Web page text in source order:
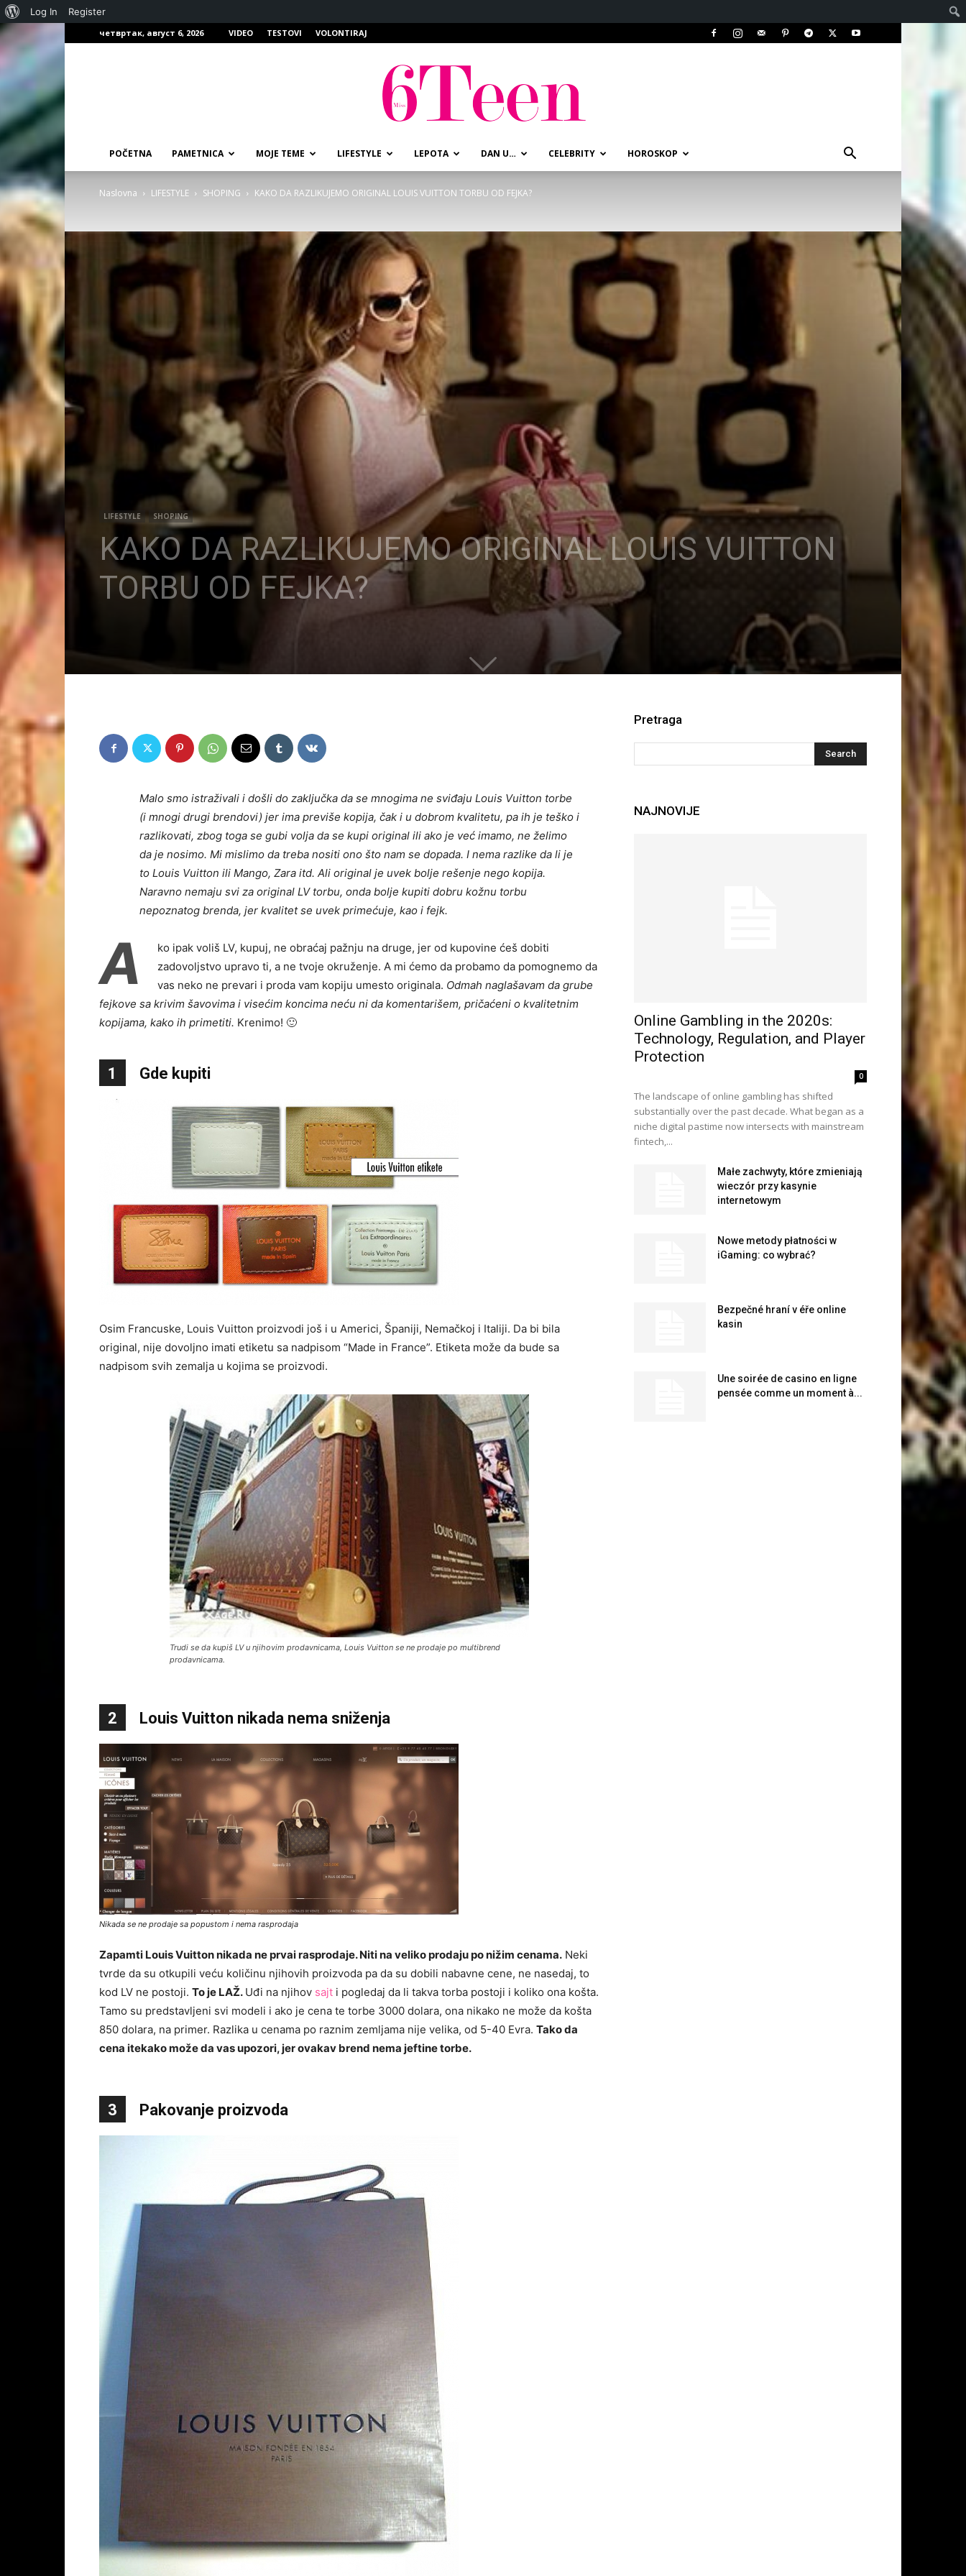
четвртак, август 6, 2026 VIDEO TESTOVI VOLONTIRAJ
miss6teen
POČETNA PAMETNICA MOJE TEME LIFESTYLE LEPOTA DAN U… CELEBRITY HOROSKOP
Naslovna LIFESTYLE SHOPING KAKO DA RAZLIKUJEMO ORIGINAL LOUIS VUITTON TORBU OD FEJKA?
LIFESTYLE SHOPING
KAKO DA RAZLIKUJEMO ORIGINAL LOUIS VUITTON
TORBU OD FEJKA?
Malo smo istraživali i došli do zaključka da se mnogima ne sviđaju Louis Vuitton torbe
(i mnogi drugi brendovi) jer ima previše kopija, čak i u dobrom kvalitetu, pa ih je teško i
razlikovati, zbog toga se gubi volja da se kupi original ili ako je već imamo, ne želimo
da je nosimo. Mi mislimo da treba nositi ono što nam se dopada. I nema razlike da li je
to Louis Vuitton ili Mango, Zara itd. Ali original je uvek bolje rešenje nego kopija.
Naravno nemaju svi za original LV torbu, onda bolje kupiti dobru kožnu torbu
nepoznatog brenda, jer kvalitet se uvek primećuje, kao i fejk.
A
ko ipak voliš LV, kupuj, ne obraćaj pažnju na druge, jer od kupovine ćeš dobiti
zadovoljstvo upravo ti, a ne tvoje okruženje. A mi ćemo da probamo da pomognemo da
vas neko ne prevari i proda vam kopiju umesto originala. Odmah naglašavam da grube
fejkove sa krivim šavovima i visećim koncima neću ni da komentarišem, pričaćeni o kvalitetnim
kopijama, kako ih primetiti. Krenimo! 🙂
1 Gde kupiti
Osim Francuske, Louis Vuitton proizvodi još i u Americi, Španiji, Nemačkoj i Italiji. Da bi bila
original, nije dovoljno imati etiketu sa nadpisom “Made in France”. Etiketa može da bude sa
nadpisom svih zemalja u kojima se proizvodi.
Trudi se da kupiš LV u njihovim prodavnicama, Louis Vuitton se ne prodaje po multibrend
prodavnicama.
2 Louis Vuitton nikada nema sniženja
Nikada se ne prodaje sa popustom i nema rasprodaja
Zapamti Louis Vuitton nikada ne prvai rasprodaje. Niti na veliko prodaju po nižim cenama. Neki
tvrde da su otkupili veću količinu njihovih proizvoda pa da su dobili nabavne cene, ne nasedaj, to
kod LV ne postoji. To je LAŽ. Uđi na njihov sajt i pogledaj da li takva torba postoji i koliko ona košta.
Tamo su predstavljeni svi modeli i ako je cena te torbe 3000 dolara, ona nikako ne može da košta
850 dolara, na primer. Razlika u cenama po raznim zemljama nije velika, od 5-40 Evra. Tako da
cena itekako može da vas upozori, jer ovakav brend nema jeftine torbe.
3 Pakovanje proizvoda
Pretraga
NAJNOVIJE
Online Gambling in the 2020s:
Technology, Regulation, and Player
Protection
0
The landscape of online gambling has shifted
substantially over the past decade. What began as a
niche digital pastime now intersects with mainstream
fintech,...
Małe zachwyty, które zmieniają
wieczór przy kasynie
internetowym
Nowe metody płatności w
iGaming: co wybrać?
Bezpečné hraní v éře online
kasin
Une soirée de casino en ligne
pensée comme un moment à...
Log In Register